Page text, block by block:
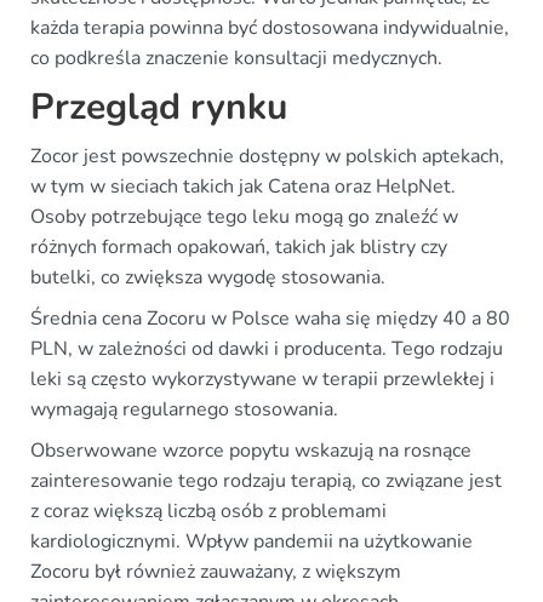
każda terapia powinna być dostosowana indywidualnie,
co podkreśla znaczenie konsultacji medycznych.
Przegląd rynku
Zocor jest powszechnie dostępny w polskich aptekach,
w tym w sieciach takich jak Catena oraz HelpNet.
Osoby potrzebujące tego leku mogą go znaleźć w
różnych formach opakowań, takich jak blistry czy
butelki, co zwiększa wygodę stosowania.
Średnia cena Zocoru w Polsce waha się między 40 a 80
PLN, w zależności od dawki i producenta. Tego rodzaju
leki są często wykorzystywane w terapii przewlekłej i
wymagają regularnego stosowania.
Obserwowane wzorce popytu wskazują na rosnące
zainteresowanie tego rodzaju terapią, co związane jest
z coraz większą liczbą osób z problemami
kardiologicznymi. Wpływ pandemii na użytkowanie
Zocoru był również zauważany, z większym